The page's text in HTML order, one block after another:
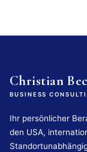
Christian
BUSINESS
Ihr persönlicher
den USA,